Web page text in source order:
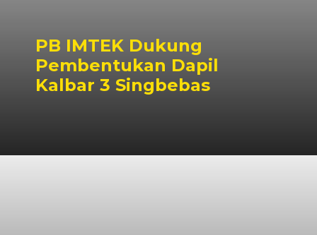
PB IMTEK Dukung
Pembentukan Dapil
Kalbar 3 Singbebas